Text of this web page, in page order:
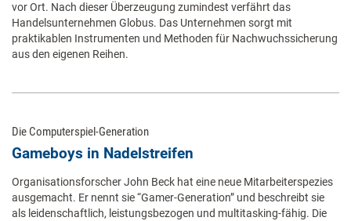
vor Ort. Nach dieser Überzeugung zumindest verfährt das
Handelsunternehmen Globus. Das Unternehmen sorgt mit
praktikablen Instrumenten und Methoden für Nachwuchssicherung
aus den eigenen Reihen.
Die Computerspiel-Generation
Gameboys in Nadelstreifen
Organisationsforscher John Beck hat eine neue Mitarbeiterspezies
ausgemacht. Er nennt sie “Gamer-Generation” und beschreibt sie
als leidenschaftlich, leistungsbezogen und multitasking-fähig. Die